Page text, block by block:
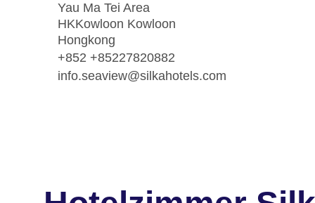
Yau Ma Tei Area
HKKowloon Kowloon
Hongkong
+852 +85227820882
info.seaview@silkahotels.com